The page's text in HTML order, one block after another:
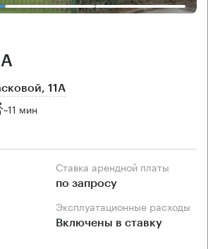
11А
~11 мин
Ставка арендной платы
по запросу
Эксплуатационные расходы
Включены в ставку